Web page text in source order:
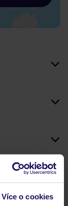
Více o cookies